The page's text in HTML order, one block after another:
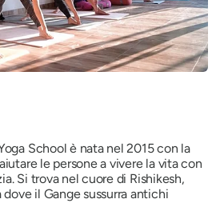
School è nata nel 2015 con la
le persone a vivere la vita con
Si trova nel cuore di Rishikesh,
dove il Gange sussurra antichi